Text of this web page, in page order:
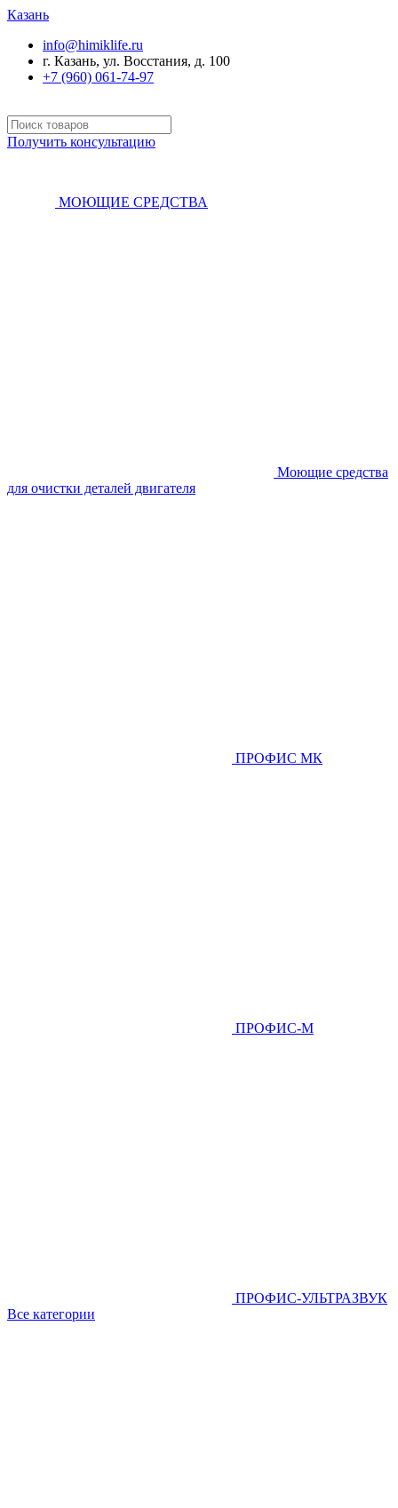
Казань
info@himiklife.ru
г. Казань, ул. Восстания, д. 100
+7 (960) 061-74-97
Получить консультацию
МОЮЩИЕ СРЕДСТВА
Моющие средства
для очистки деталей двигателя
ПРОФИС МК
ПРОФИС-М
ПРОФИС-УЛЬТРАЗВУК
Все категории